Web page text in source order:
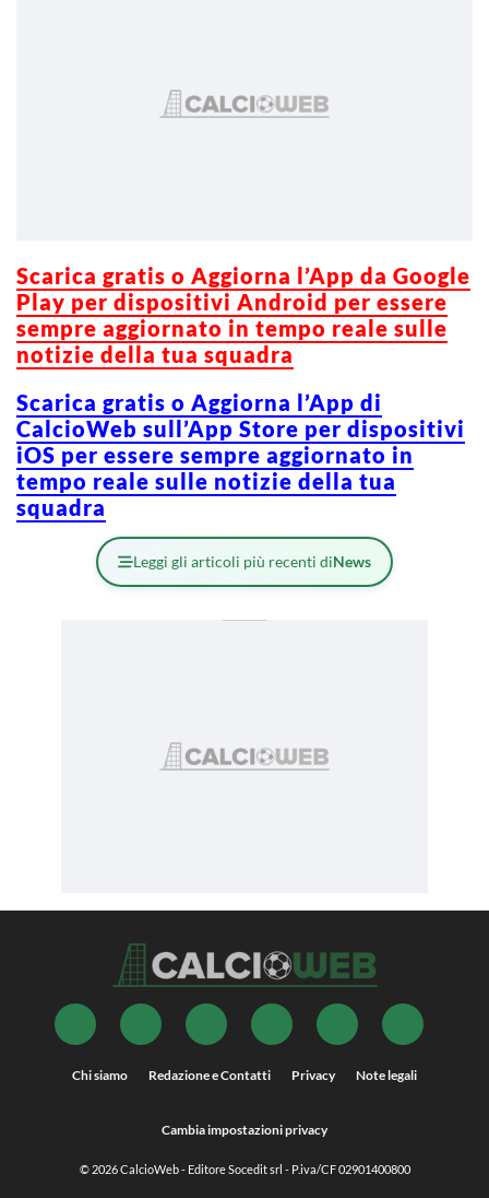
Scarica gratis o Aggiorna l’App da Google
Play per dispositivi Android per essere
sempre aggiornato in tempo reale sulle
notizie della tua squadra
Scarica gratis o Aggiorna l’App di
CalcioWeb sull’App Store per dispositivi
iOS per essere sempre aggiornato in
tempo reale sulle notizie della tua
squadra
Leggi gli articoli più recenti diNews
Chi siamo Redazione e Contatti Privacy Note legali
Cambia impostazioni privacy
© 2026CalcioWeb- Editore Socedit srl - P.iva/CF 02901400800